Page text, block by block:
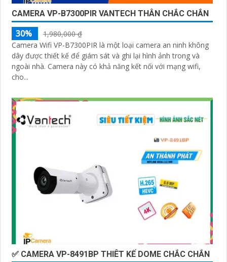
CAMERA VP-B7300PIR VANTECH THÂN CHẮC CHẮN
30%
1,980,000 ₫
Camera Wifi VP-B7300PIR là một loại camera an ninh không
dây được thiết kế để giám sát và ghi lại hình ảnh trong và
ngoài nhà. Camera này có khả năng kết nối với mạng wifi,
cho...
✅ CAMERA VP-8491BP THIÊT KẾ DOME CHẮC CHẮN